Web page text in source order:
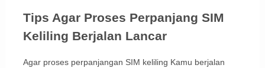
Tips Agar Proses Perpanjang SIM
Keliling Berjalan Lancar
Agar proses perpanjangan SIM keliling Kamu berjalan